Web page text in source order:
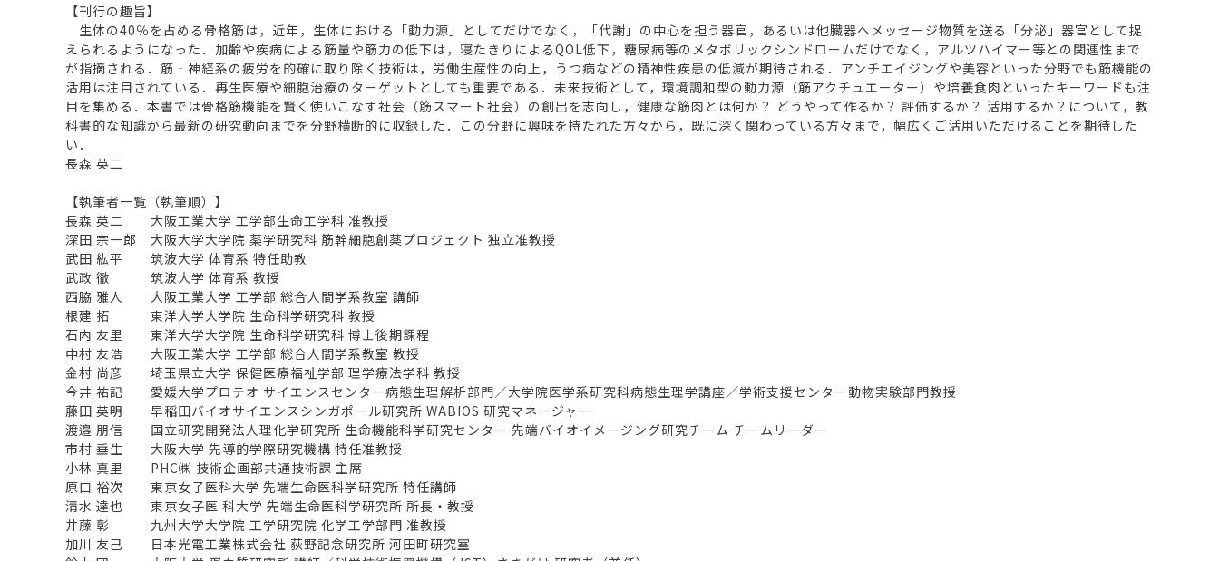
【刊行の趣旨】
生体の40％を占める骨格筋は，近年，生体における「動力源」としてだけでなく，「代謝」の中心を担う器官，あるいは他臓器へメッセージ物質を送る「分泌」器官として捉
えられるようになった．加齢や疾病による筋量や筋力の低下は，寝たきりによるQOL低下，糖尿病等のメタボリックシンドロームだけでなく，アルツハイマー等との関連性まで
が指摘される．筋‐神経系の疲労を的確に取り除く技術は，労働生産性の向上，うつ病などの精神性疾患の低減が期待される．アンチエイジングや美容といった分野でも筋機能の
活用は注目されている．再生医療や細胞治療のターゲットとしても重要である．未来技術として，環境調和型の動力源（筋アクチュエーター）や培養食肉といったキーワードも注
目を集める．本書では骨格筋機能を賢く使いこなす社会（筋スマート社会）の創出を志向し，健康な筋肉とは何か？ どうやって作るか？ 評価するか？ 活用するか？について，教
科書的な知識から最新の研究動向までを分野横断的に収録した．この分野に興味を持たれた方々から，既に深く関わっている方々まで，幅広くご活用いただけることを期待した
い．
長森 英二
【執筆者一覧（執筆順）】
長森 英二 大阪工業大学 工学部生命工学科 准教授
深田 宗一郎 大阪大学大学院 薬学研究科 筋幹細胞創薬プロジェクト 独立准教授
武田 紘平 筑波大学 体育系 特任助教
武政 徹 筑波大学 体育系 教授
西脇 雅人 大阪工業大学 工学部 総合人間学系教室 講師
根建 拓 東洋大学大学院 生命科学研究科 教授
石内 友里 東洋大学大学院 生命科学研究科 博士後期課程
中村 友浩 大阪工業大学 工学部 総合人間学系教室 教授
金村 尚彦 埼玉県立大学 保健医療福祉学部 理学療法学科 教授
今井 祐記 愛媛大学プロテオ サイエンスセンター病態生理解析部門／大学院医学系研究科病態生理学講座／学術支援センター動物実験部門教授
藤田 英明 早稲田バイオサイエンスシンガポール研究所 WABIOS 研究マネージャー
渡邉 朋信 国立研究開発法人理化学研究所 生命機能科学研究センター 先端バイオイメージング研究チーム チームリーダー
市村 垂生 大阪大学 先導的学際研究機構 特任准教授
小林 真里 PHC㈱ 技術企画部共通技術課 主席
原口 裕次 東京女子医科大学 先端生命医科学研究所 特任講師
清水 達也 東京女子医 科大学 先端生命医科学研究所 所長・教授
井藤 彰 九州大学大学院 工学研究院 化学工学部門 准教授
加川 友己 日本光電工業株式会社 荻野記念研究所 河田町研究室